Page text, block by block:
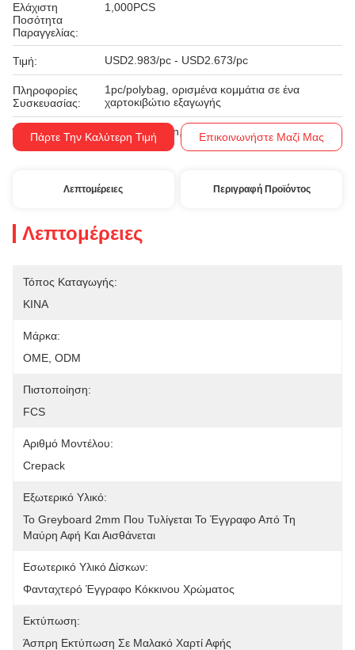
Ελάχιστη
Ποσότητα
Παραγγελίας:
1,000PCS
Τιμή: USD2.983/pc - USD2.673/pc
Πληροφορίες
Συσκευασίας:
1pc/polybag, ορισμένα κομμάτια σε ένα
χαρτοκιβώτιο εξαγωγής
Όροι Πληρωμής: Western Union, T/T
Πάρτε Την Καλύτερη Τιμή Επικοινωνήστε Μαζί Μας
Λεπτομέρειες Περιγραφή Προϊόντος
Λεπτομέρειες
Τόπος Καταγωγής:
ΚΙΝΑ
Μάρκα:
OME, ODM
Πιστοποίηση:
FCS
Αριθμό Μοντέλου:
Crepack
Εξωτερικό Υλικό:
Το Greyboard 2mm Που Τυλίγεται Το Έγγραφο Από Τη
Μαύρη Αφή Και Αισθάνεται
Εσωτερικό Υλικό Δίσκων:
Φανταχτερό Έγγραφο Κόκκινου Χρώματος
Εκτύπωση:
Άσπρη Εκτύπωση Σε Μαλακό Χαρτί Αφής